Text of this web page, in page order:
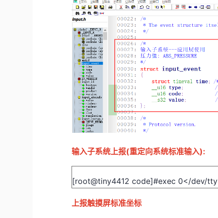
输入子系统上报(重定向系统标准输入):
[root@tiny4412 code]#exec 0</dev/
上报触摸屏标准坐标